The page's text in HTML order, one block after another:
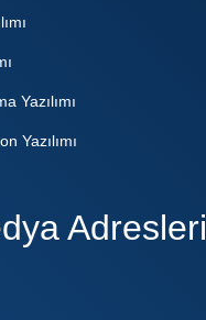
Yazılımı
Yazılımı
Adresleri